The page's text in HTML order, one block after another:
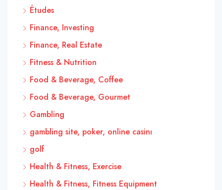
Études
Finance, Investing
Finance, Real Estate
Fitness & Nutrition
Food & Beverage, Coffee
Food & Beverage, Gourmet
Gambling
gambling site, poker, online casinı
golf
Health & Fitness, Exercise
Health & Fitness, Fitness Equipment